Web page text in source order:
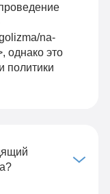
na-
однако это
политики